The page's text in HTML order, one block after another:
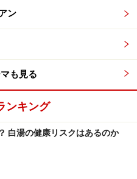
防止の栄養ドリンク剤とし
めていただくのもよいです
ピ
理のABCのサイトで、炊飯
ン
も見る
ンキング
白湯の健康リスクはあるのか